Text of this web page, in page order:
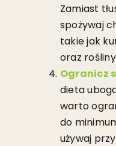
Zamiast
spożywaj
takie jak
oraz
Ogranicz
dieta
warto
do
używaj